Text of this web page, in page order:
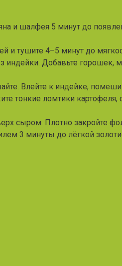
и шалфея 5 минут до
и тушите 4–5 минут до
индейки. Добавьте горошек,
Влейте к индейке,
тонкие ломтики
сыром. Плотно закройте
3 минуты до лёгкой